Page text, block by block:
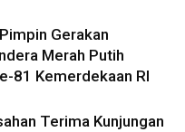
Gerakan
Merah Putih
81 Kemerdekaan RI
Terima Kunjungan